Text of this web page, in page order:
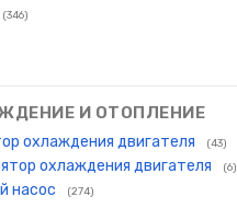
(346)
И ОТОПЛЕНИЕ
охлаждения двигателя (43)
охлаждения двигателя (6)
насос (274)